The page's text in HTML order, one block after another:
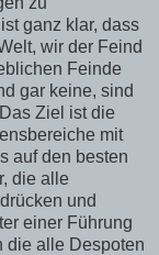
ganz klar, dass
wir der Feind
Feinde
gar keine, sind
Ziel ist die
mit
auf den besten
die alle
und
einer Führung
die alle Despoten